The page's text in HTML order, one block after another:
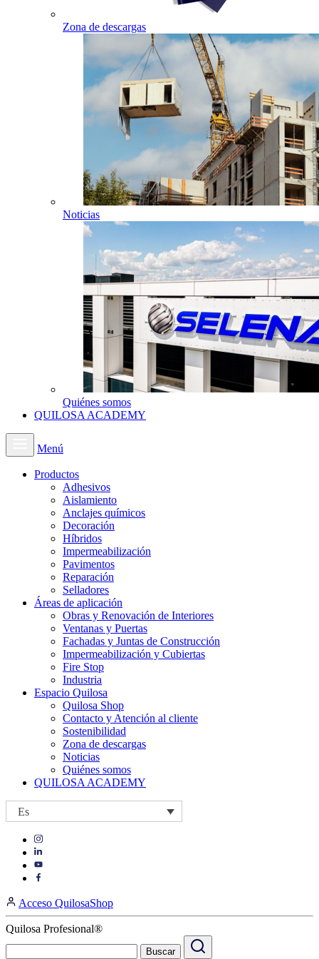
Zona de descargas
Noticias
Quiénes somos
QUILOSA ACADEMY
Menú
Productos
Adhesivos
Aislamiento
Anclajes químicos
Decoración
Híbridos
Impermeabilización
Pavimentos
Reparación
Selladores
Áreas de aplicación
Obras y Renovación de Interiores
Ventanas y Puertas
Fachadas y Juntas de Construcción
Impermeabilización y Cubiertas
Fire Stop
Industria
Espacio Quilosa
Quilosa Shop
Contacto y Atención al cliente
Sostenibilidad
Zona de descargas
Noticias
Quiénes somos
QUILOSA ACADEMY
Es
Visit
https://www.instagram.com/quilosa_selena/
Visit
our
Visit
page
https://www.facebook.com/QuilosaSelenaIberia/
page
Acceso QuilosaShop
Quilosa Profesional®